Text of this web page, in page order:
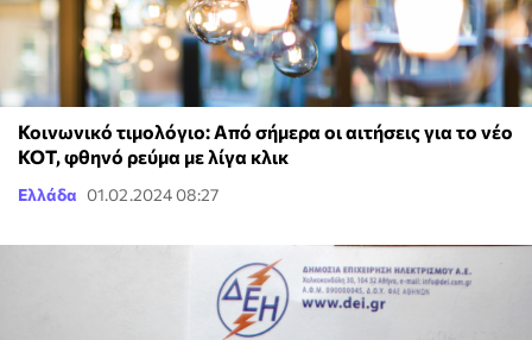
Κοινωνικό τιμολόγιο: Από σήμερα οι αιτήσεις για το νέο
ΚΟΤ, φθηνό ρεύμα με λίγα κλικ
Ελλάδα 01.02.2024 08:27